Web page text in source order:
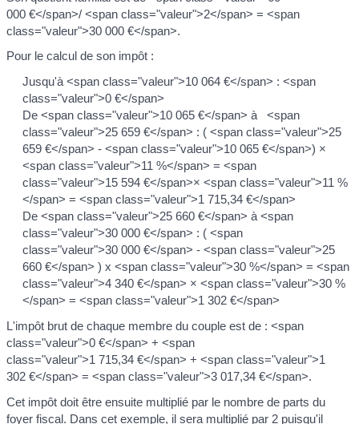
000 €</span>/ <span class="valeur">2</span> = <span
class="valeur">30 000 €</span>.
Pour le calcul de son impôt :
Jusqu'à <span class="valeur">10 064 €</span> : <span
class="valeur">0 €</span>
De <span class="valeur">10 065 €</span> à <span
class="valeur">25 659 €</span> : ( <span class="valeur">25
659 €</span> - <span class="valeur">10 065 €</span>) ×
<span class="valeur">11 %</span> = <span
class="valeur">15 594 €</span>× <span class="valeur">11 %
</span> = <span class="valeur">1 715,34 €</span>
De <span class="valeur">25 660 €</span> à <span
class="valeur">30 000 €</span> : ( <span
class="valeur">30 000 €</span> - <span class="valeur">25
660 €</span> ) x <span class="valeur">30 %</span> = <span
class="valeur">4 340 €</span> × <span class="valeur">30 %
</span> = <span class="valeur">1 302 €</span>
L'impôt brut de chaque membre du couple est de : <span
class="valeur">0 €</span> + <span
class="valeur">1 715,34 €</span> + <span class="valeur">1
302 €</span> = <span class="valeur">3 017,34 €</span>.
Cet impôt doit être ensuite multiplié par le nombre de parts du
foyer fiscal. Dans cet exemple, il sera multiplié par 2 puisqu'il